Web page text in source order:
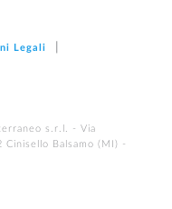
Legali
s.r.l. - Via
Balsamo (MI) -